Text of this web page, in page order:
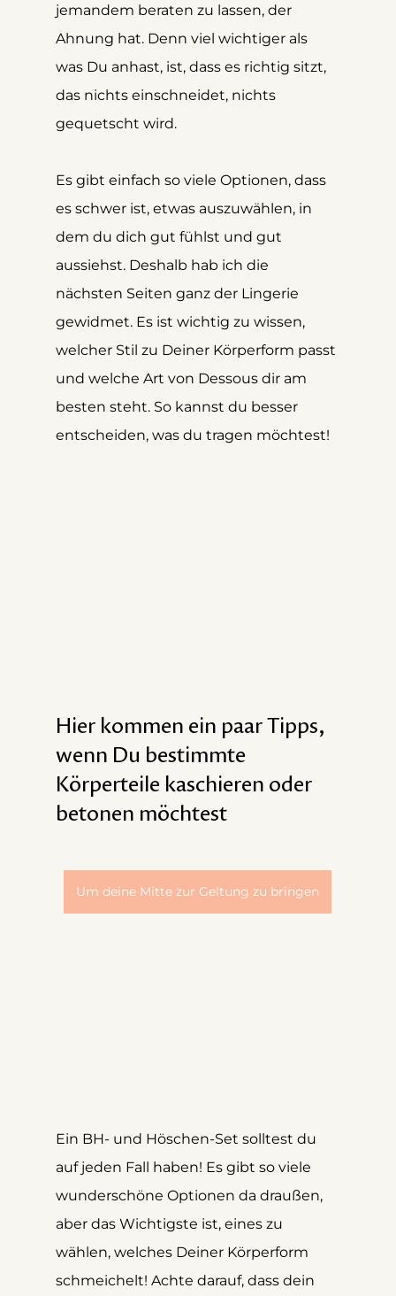
jemandem beraten zu lassen, der
Ahnung hat. Denn viel wichtiger als
was Du anhast, ist, dass es richtig sitzt,
das nichts einschneidet, nichts
gequetscht wird.
Es gibt einfach so viele Optionen, dass
es schwer ist, etwas auszuwählen, in
dem du dich gut fühlst und gut
aussiehst. Deshalb hab ich die
nächsten Seiten ganz der Lingerie
gewidmet. Es ist wichtig zu wissen,
welcher Stil zu Deiner Körperform passt
und welche Art von Dessous dir am
besten steht. So kannst du besser
entscheiden, was du tragen möchtest!
Hier kommen ein paar Tipps,
wenn Du bestimmte
Körperteile kaschieren oder
betonen möchtest
Um deine Mitte zur Geltung zu bringen
Ein BH- und Höschen-Set solltest du
auf jeden Fall haben! Es gibt so viele
wunderschöne Optionen da draußen,
aber das Wichtigste ist, eines zu
wählen, welches Deiner Körperform
schmeichelt! Achte darauf, dass dein